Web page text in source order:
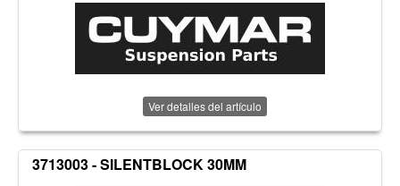
Ver detalles del artículo
3713003 - SILENTBLOCK 30MM